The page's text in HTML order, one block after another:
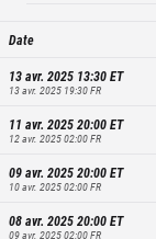
Date
13 avr. 2025 13:30ET
13 avr. 2025 19:30FR
11 avr. 2025 20:00ET
12 avr. 2025 02:00FR
09 avr. 2025 20:00ET
10 avr. 2025 02:00FR
08 avr. 2025 20:00ET
09 avr. 2025 02:00FR